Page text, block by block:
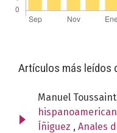
Artículos más leídos
Manuel
Íñiguez , Anales